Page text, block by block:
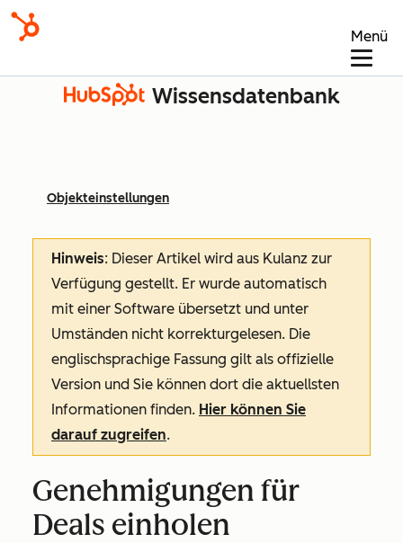
Menü
Wissensdatenbank
Objekteinstellungen
Hinweis: Dieser Artikel wird aus Kulanz zur
Verfügung gestellt. Er wurde automatisch
mit einer Software übersetzt und unter
Umständen nicht korrekturgelesen. Die
englischsprachige Fassung gilt als offizielle
Version und Sie können dort die aktuellsten
Informationen finden. Hier können Sie
darauf zugreifen.
Genehmigungen für
Deals einholen